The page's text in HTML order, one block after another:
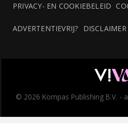
PRIVACY- EN COOKIEBELEID
ADVERTENTIEVRIJ? DISCLAIMER
© 2026 Kompas Publishing B.V. -